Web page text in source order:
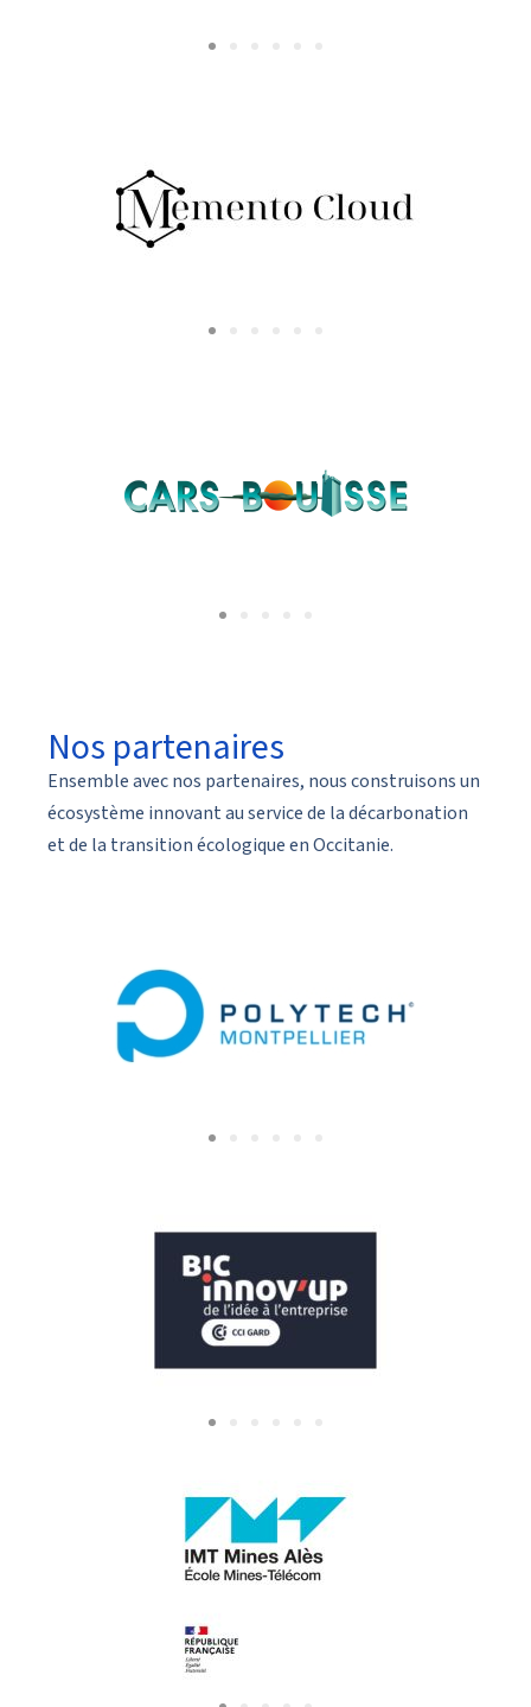
Nos partenaires
Ensemble avec nos partenaires, nous construisons un
écosystème innovant au service de la décarbonation
et de la transition écologique en Occitanie.